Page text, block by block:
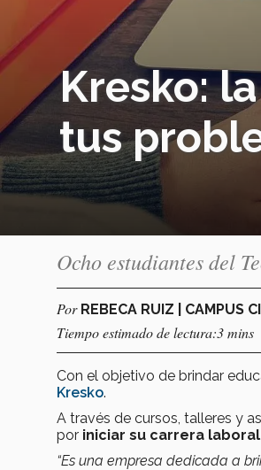
Kresko:
tus
Ocho estudiantes del
Por REBECA RUIZ | CAMPUS
Tiempo estimado de lectura:3 mins
Con el objetivo de brindar
Kresko.
A través de cursos, talleres y
por iniciar su carrera laboral
“Es una empresa dedicada a